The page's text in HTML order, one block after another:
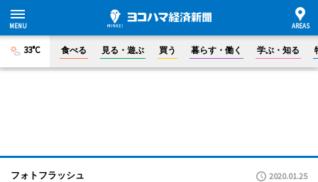
33°C 食べる 見る・遊ぶ 買う 暮らす・働く 学ぶ・知る
フォトフラッシュ 2020.01.25